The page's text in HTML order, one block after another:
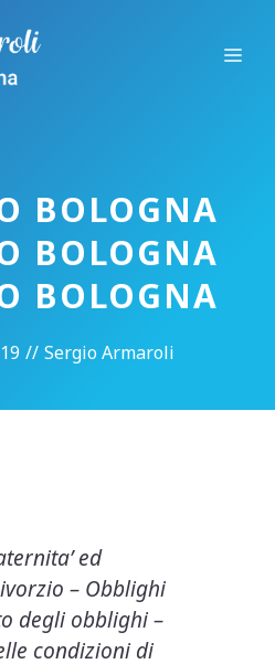
BOLOGNA
BOLOGNA
BOLOGNA
// Sergio Armaroli
ed
– Obblighi
degli obblighi –
condizioni di